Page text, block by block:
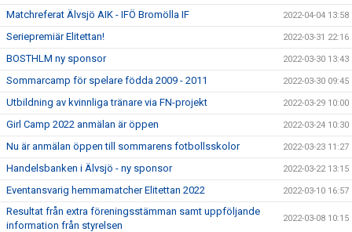
Matchreferat Älvsjö AIK - IFÖ Bromölla IF 2022-04-04 13:58
Seriepremiär Elitettan! 2022-03-31 22:16
BOSTHLM ny sponsor 2022-03-30 13:43
Sommarcamp för spelare födda 2009 - 2011 2022-03-30 09:45
Utbildning av kvinnliga tränare via FN-projekt 2022-03-29 10:00
Girl Camp 2022 anmälan är öppen 2022-03-24 10:30
Nu är anmälan öppen till sommarens fotbollsskolor 2022-03-23 11:27
Handelsbanken i Älvsjö - ny sponsor 2022-03-22 13:15
Eventansvarig hemmamatcher Elitettan 2022 2022-03-10 16:57
Resultat från extra föreningsstämman samt uppföljande
information från styrelsen
2022-03-08 10:15